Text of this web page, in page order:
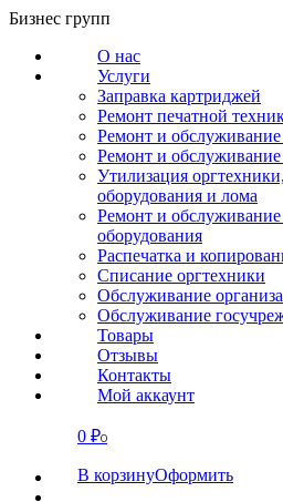
Перейти
содержанию
Бизнес групп
О нас
Услуги
Заправка картриджей
Ремонт печатной
Ремонт и обслуживание
Ремонт и
Утилизация
оборудования и лома
Ремонт и
оборудования
Распечатка и
Списание оргтехники
Обслуживание
Обслуживание
Товары
Отзывы
Контакты
Мой аккаунт
0 ₽0
В корзинуОформить
СВЯЗАТЬСЯ
О нас